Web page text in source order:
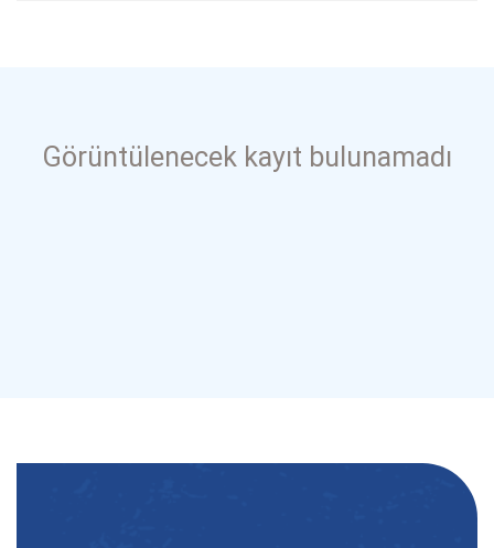
Görüntülenecek kayıt bulunamadı